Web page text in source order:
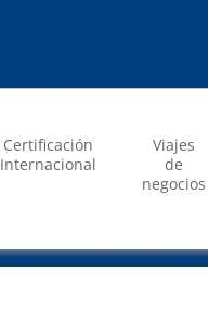
Certificación
Internacional
Viajes
de
negocios